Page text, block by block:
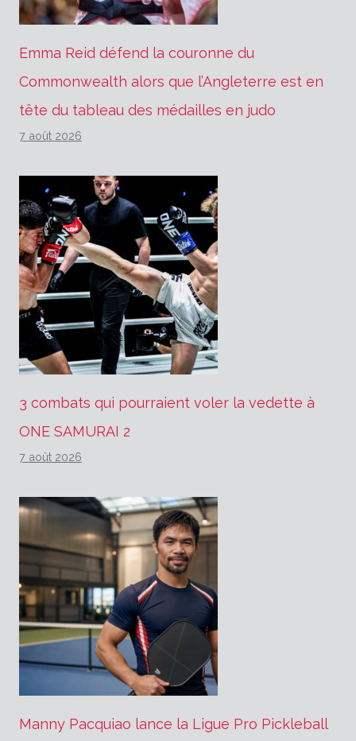
Emma Reid défend la couronne du
Commonwealth alors que l’Angleterre est en
tête du tableau des médailles en judo
7 août 2026
3 combats qui pourraient voler la vedette à
ONE SAMURAI 2
7 août 2026
Manny Pacquiao lance la Ligue Pro Pickleball